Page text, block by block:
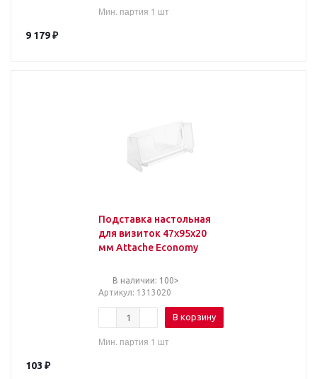
Мин. партия 1 шт
9 179₽
Подставка настольная
для визиток 47x95x20
мм Attache Economy
В наличии: 100>
Артикул: 1313020
В корзину
Мин. партия 1 шт
103 ₽